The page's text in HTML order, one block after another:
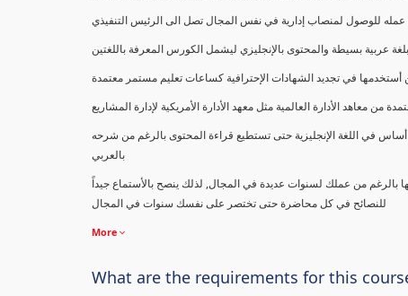
عمله للوصول لمنصاب إدارية في نفس المجال تصل الى الرئيس التنفيذي
عربية بسيطة والمحتوى بالإنجليزي ليشمل الكورس المعرفة باللغتين
في تجديد الشهادات الإحترافية كساعات تعليم مستمر معتمدة
الأدارة العالمية مثل معهد الأدارة الأمريكية لإدارة المشاريع
في اللغة الإنجليزية حتى تستطيع قراءة المحتوى بالرغم من شرحه
بالعربي
بالرغم من عملك لسنوات عديدة في المجال, لذلك ينصح بالأستماع جيداً
للنصائح في كل محاضرة حتى تختصر على نفسك سنوات في المجال
More
What are the requirements for this